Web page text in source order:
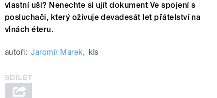
vlastní uši? Nenechte si ujít dokument Ve spojení s
posluchači, který oživuje devadesát let přátelství na
vlnách éteru.
autoři: Jaromír Marek, kls